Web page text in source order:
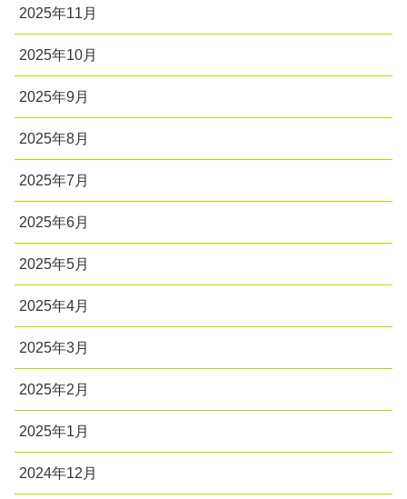
2025年11月
2025年10月
2025年9月
2025年8月
2025年7月
2025年6月
2025年5月
2025年4月
2025年3月
2025年2月
2025年1月
2024年12月